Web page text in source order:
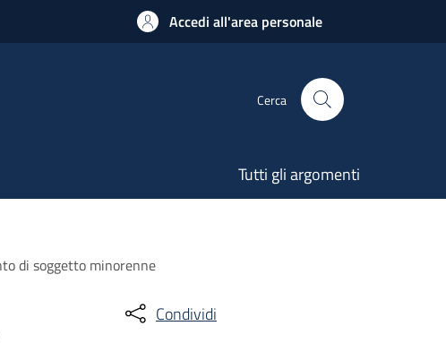
Accedi all'area personale
Cerca
Tutti gli argomenti
di soggetto minorenne
Condividi